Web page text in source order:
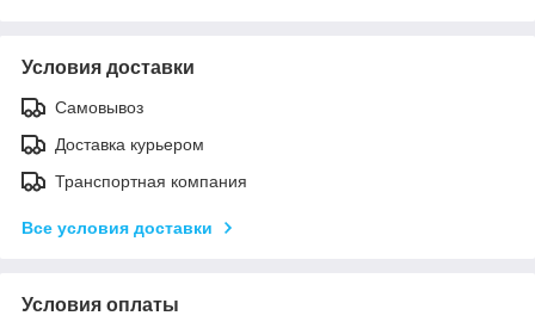
Условия доставки
Самовывоз
Доставка курьером
Транспортная компания
Все условия доставки
Условия оплаты